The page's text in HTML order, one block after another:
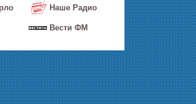
Наше Радио
Вести ФМ